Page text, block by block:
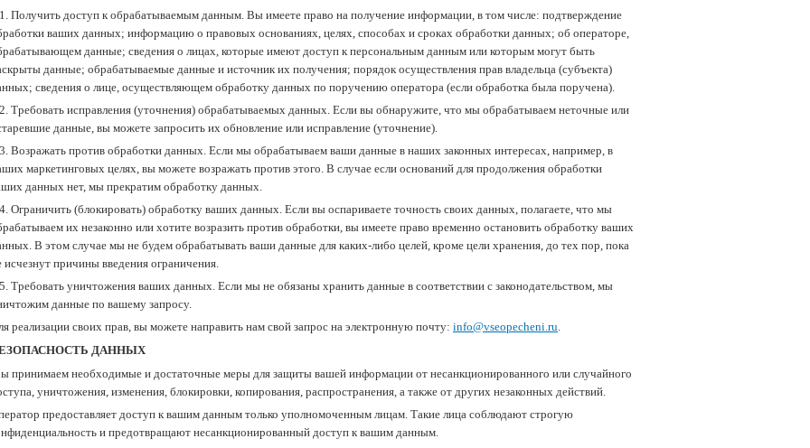
Получить доступ к обрабатываемым данным. Вы имеете право на получение информации, в том числе: подтверждение
ваших данных; информацию о правовых основаниях, целях, способах и сроках обработки данных; об операторе,
данные; сведения о лицах, которые имеют доступ к персональным данным или которым могут быть
данные; обрабатываемые данные и источник их получения; порядок осуществления прав владельца (субъекта)
сведения о лице, осуществляющем обработку данных по поручению оператора (если обработка была поручена).
Требовать исправления (уточнения) обрабатываемых данных. Если вы обнаружите, что мы обрабатываем неточные или
данные, вы можете запросить их обновление или исправление (уточнение).
Возражать против обработки данных. Если мы обрабатываем ваши данные в наших законных интересах, например, в
маркетинговых целях, вы можете возражать против этого. В случае если оснований для продолжения обработки
данных нет, мы прекратим обработку данных.
Ограничить (блокировать) обработку ваших данных. Если вы оспариваете точность своих данных, полагаете, что мы
их незаконно или хотите возразить против обработки, вы имеете право временно остановить обработку ваших
В этом случае мы не будем обрабатывать ваши данные для каких-либо целей, кроме цели хранения, до тех пор, пока
исчезнут причины введения ограничения.
Требовать уничтожения ваших данных. Если мы не обязаны хранить данные в соответствии с законодательством, мы
данные по вашему запросу.
реализации своих прав, вы можете направить нам свой запрос на электронную почту: info@vseopecheni.ru.
ДАННЫХ
принимаем необходимые и достаточные меры для защиты вашей информации от несанкционированного или случайного
уничтожения, изменения, блокировки, копирования, распространения, а также от других незаконных действий.
предоставляет доступ к вашим данным только уполномоченным лицам. Такие лица соблюдают строгую
и предотвращают несанкционированный доступ к вашим данным.